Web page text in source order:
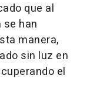
que al
han
manera,
sin luz en
el